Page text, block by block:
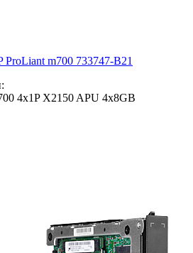
ProLiant m700 733747-B21
4x1P X2150 APU 4x8GB